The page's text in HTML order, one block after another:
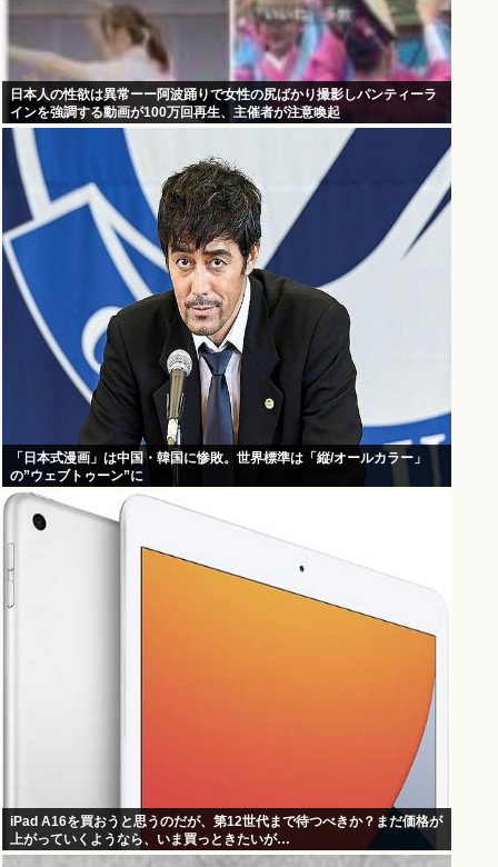
日本人の性欲は異常ーー阿波踊りで女性の尻ばかり撮影しパンティーラ
インを強調する動画が100万回再生、主催者が注意喚起
「日本式漫画」は中国・韓国に惨敗。世界標準は「縦/オールカラー」
の”ウェブトゥーン”に
iPad A16を買おうと思うのだが、第12世代まで待つべきか？まだ価格が
上がっていくようなら、いま買っときたいが…